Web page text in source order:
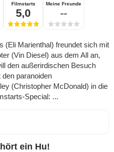
Filmstarts
5,0
Meine Freunde
--
(Eli Marienthal) freundet sich mit
(Vin Diesel) aus dem All an,
den außerirdischen Besuch
paranoiden
(Christopher McDonald) in die
Special: ...
ein Hu!